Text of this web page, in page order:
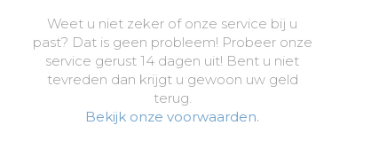
Weet u niet zeker of onze service bij u
past? Dat is geen probleem! Probeer onze
service gerust 14 dagen uit! Bent u niet
tevreden dan krijgt u gewoon uw geld
terug.
Bekijk onze voorwaarden.